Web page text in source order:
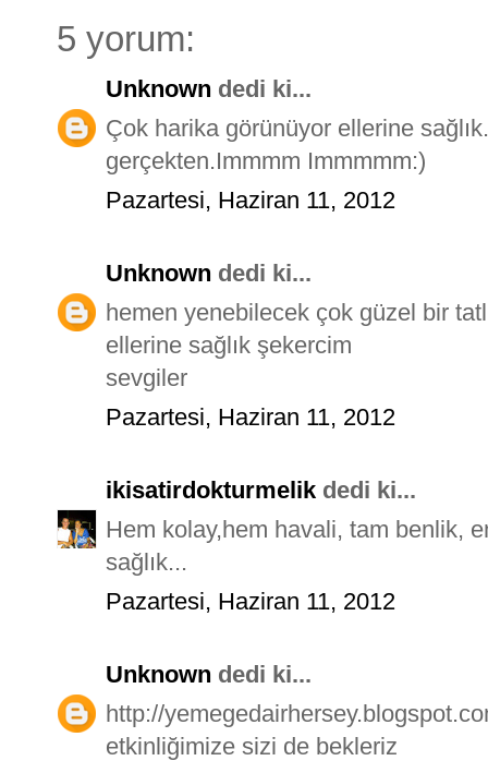
5 yorum:
Unknown dedi ki...
Çok harika görünüyor ellerine
gerçekten.Immmm Immmmm:)
Pazartesi, Haziran 11, 2012
Unknown dedi ki...
hemen yenebilecek çok güzel bir
ellerine sağlık şekercim
sevgiler
Pazartesi, Haziran 11, 2012
ikisatirdokturmelik dedi ki...
Hem kolay,hem havali, tam benlik,
sağlık...
Pazartesi, Haziran 11, 2012
Unknown dedi ki...
http://
etkinliğimize sizi de bekleriz